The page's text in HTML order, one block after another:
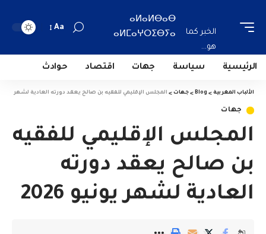
الخبر كما
هو...
ⴰⵍⴰⵍⴱⴰⴱ
ⴰⵍⵎⴰⵖⵔⵉⴱⵢⴰ
Aa
الرئيسية سياسة جهات اقتصاد حوادث
الألباب المغربية >
Blog
> جهات > المجلس الإقليمي للفقيه بن صالح يعقد دورته العادية لشهر يونيو
جهات
المجلس الإقليمي للفقيه
بن صالح يعقد دورته
العادية لشهر يونيو 2026